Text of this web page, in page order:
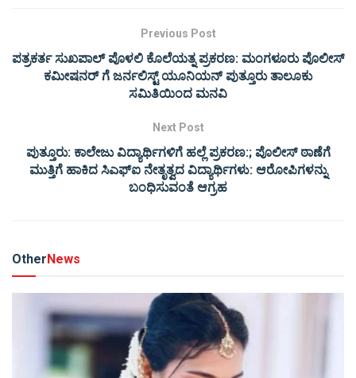
Previous Post
ಪತ್ರಕರ್ತ ಸುಖಪಾಲ್ ಪೊಳಲಿ ಕೊಲೆಯತ್ನ ಪ್ರಕರಣ: ಮಂಗಳೂರು ಪೊಲೀಸ್
ಕಮೀಷನರ್ ಗೆ ಜರ್ನಲಿಸ್ಟ್ ಯೂನಿಯನ್ ಪುತ್ತೂರು ತಾಲೂಕು
ಸಮಿತಿಯಿಂದ ಮನವಿ
Next Post
ಪುತ್ತೂರು: ಕಾಲೇಜು ವಿದ್ಯಾರ್ಥಿಗಳಿಗೆ ಹಲ್ಲೆ ಪ್ರಕರಣ:; ಪೊಲೀಸ್ ಠಾಣೆಗೆ
ಮುತ್ತಿಗೆ ಹಾಕಿದ ಸಿಎಫ್ಐ ನೇತೃತ್ವದ ವಿದ್ಯಾರ್ಥಿಗಳು: ಆರೋಪಿಗಳನ್ನು
ಬಂಧಿಸುವಂತೆ ಆಗ್ರಹ
Other News